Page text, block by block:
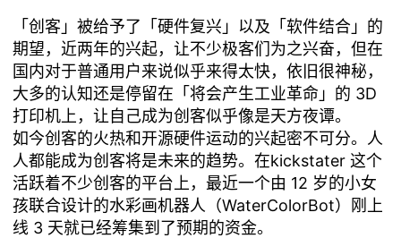
「创客」被给予了「硬件复兴」以及「软件结合」的
期望，近两年的兴起，让不少极客们为之兴奋，但在
国内对于普通用户来说似乎来得太快，依旧很神秘，
大多的认知还是停留在「将会产生工业革命」的 3D
打印机上，让自己成为创客似乎像是天方夜谭。
如今创客的火热和开源硬件运动的兴起密不可分。人
人都能成为创客将是未来的趋势。在kickstater 这个
活跃着不少创客的平台上，最近一个由 12 岁的小女
孩联合设计的水彩画机器人（WaterColorBot）刚上
线 3 天就已经筹集到了预期的资金。